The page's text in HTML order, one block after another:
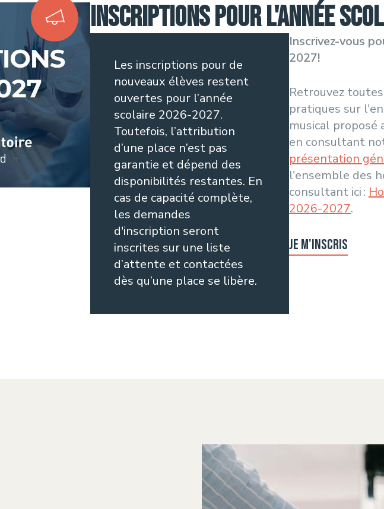
Inscriptions pour l'année
Les inscriptions pour de
nouveaux élèves restent
ouvertes pour l’année
scolaire 2026-2027.
Toutefois, l’attribution
d’une place n’est pas
garantie et dépend des
disponibilités restantes. En
cas de capacité complète,
les demandes
d'inscription seront
inscrites sur une liste
d’attente et contactées
dès qu’une place se libère.
Inscrivez-vous
2027!
Retrouvez
pratiques sur
musical proposé
en consultant
présentation
l'ensemble des
consultant ici :
2026-2027.
JE M'INSCRIS